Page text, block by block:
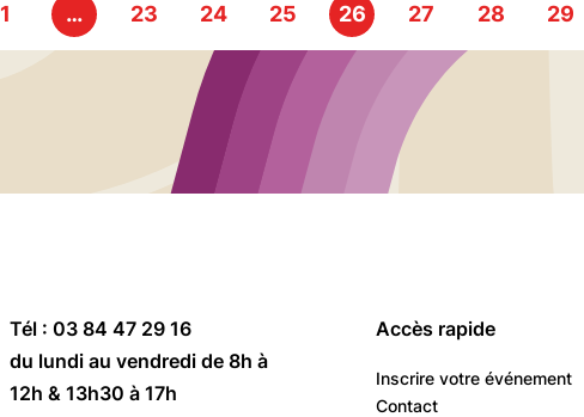
1 … 23 24 25 26 27 28 29
Tél : 03 84 47 29 16
du lundi au vendredi de 8h à
12h & 13h30 à 17h
Accès rapide
Inscrire votre événement
Contact